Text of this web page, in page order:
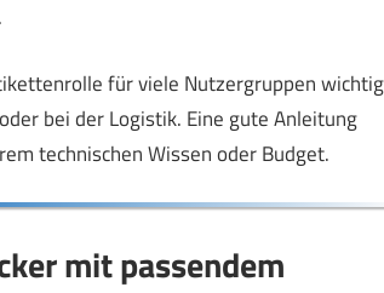
für viele Nutzergruppen
bei der Logistik. Eine gute Anleitung
technischen Wissen oder Budget.
mit passendem